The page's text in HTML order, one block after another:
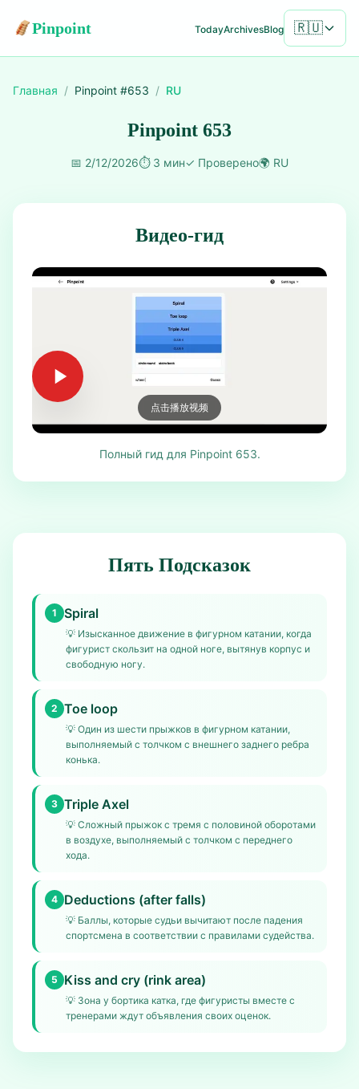
Pinpoint TodayArchivesBlog 🇷🇺
Главная / Pinpoint #653 / RU
Pinpoint 653
📅 2/12/2026⏱️ 3 мин✓ Проверено🌍 RU
Видео-гид
点击播放视频
Полный гид для Pinpoint 653.
Пять Подсказок
1 Spiral
💡 Изысканное движение в фигурном катании, когда
фигурист скользит на одной ноге, вытянув корпус и
свободную ногу.
2 Toe loop
💡 Один из шести прыжков в фигурном катании,
выполняемый с толчком с внешнего заднего ребра
конька.
3 Triple Axel
💡 Сложный прыжок с тремя с половиной оборотами
в воздухе, выполняемый с толчком с переднего
хода.
4 Deductions (after falls)
💡 Баллы, которые судьи вычитают после падения
спортсмена в соответствии с правилами судейства.
5 Kiss and cry (rink area)
💡 Зона у бортика катка, где фигуристы вместе с
тренерами ждут объявления своих оценок.